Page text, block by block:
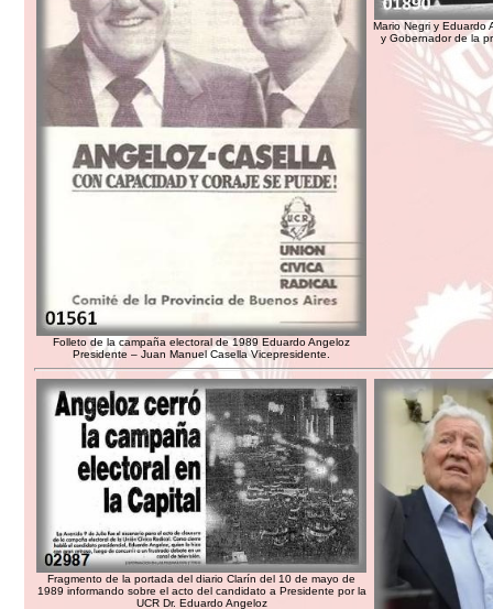
Folleto de la campaña electoral de 1989 Eduardo Angeloz
Presidente – Juan Manuel Casella Vicepresidente.
Mario Negri y Eduardo
y Gobernador de la
Fragmento de la portada del diario Clarín del 10 de mayo de
1989 informando sobre el acto del candidato a Presidente por la
UCR Dr. Eduardo Angeloz